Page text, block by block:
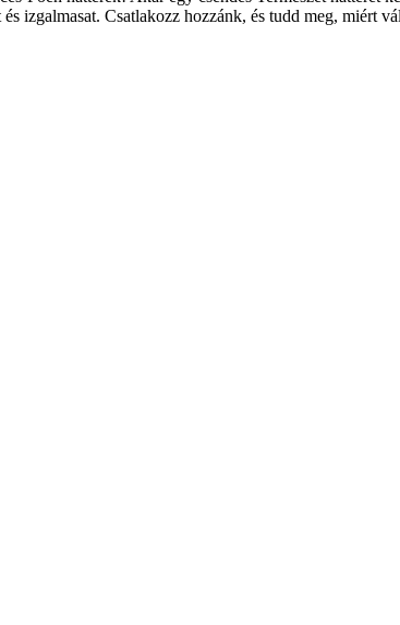
Csatlakozz hozzánk, és tudd meg, miért